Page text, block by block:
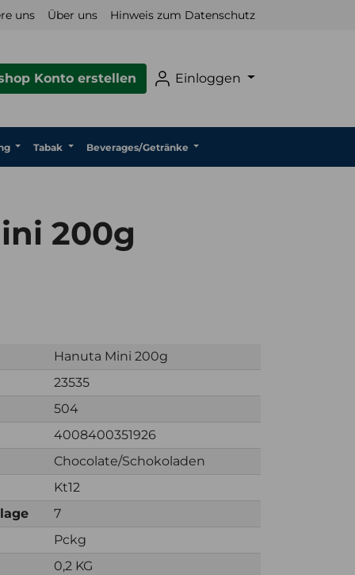
uns Über uns Hinweis zum Datenschutz
Konto erstellen Einloggen
Tabak Beverages/Getränke
200g
Hanuta Mini 200g
23535
504
4008400351926
Chocolate/Schokoladen
Kt12
7
Pckg
0,2 KG